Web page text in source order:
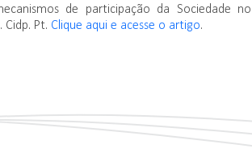
de participação da Sociedade no
Pt. Clique aqui e acesse o artigo.